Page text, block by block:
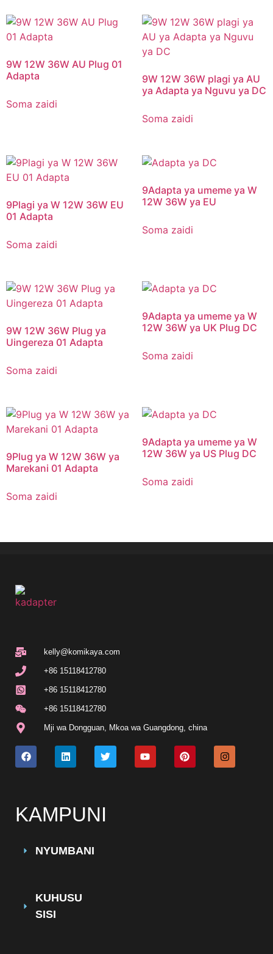
9W 12W 36W AU Plug 01
Adapta
Soma zaidi
9W 12W 36W plagi ya AU
ya Adapta ya Nguvu ya DC
Soma zaidi
9Plagi ya W 12W 36W EU
01 Adapta
Soma zaidi
9Adapta ya umeme ya W
12W 36W ya EU
Soma zaidi
9W 12W 36W Plug ya
Uingereza 01 Adapta
Soma zaidi
9Adapta ya umeme ya W
12W 36W ya UK Plug DC
Soma zaidi
9Plug ya W 12W 36W ya
Marekani 01 Adapta
Soma zaidi
9Adapta ya umeme ya W
12W 36W ya US Plug DC
Soma zaidi
kelly@komikaya.com
+86 15118412780
+86 15118412780
+86 15118412780
Mji wa Dongguan, Mkoa wa Guangdong, china
KAMPUNI
NYUMBANI
KUHUSU
SISI